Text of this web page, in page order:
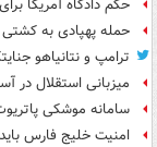
حکم دادگاه آمریکا
حمله پهپادی به کشتی
ترامپ و نتانیاهو
میزبانی استقلال در
سامانه موشکی
امنیت خلیج فارس